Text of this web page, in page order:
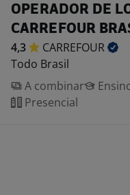
OPERADOR DE
CARREFOUR
4,3
CARREFOUR
Todo Brasil
A combinar
Presencial